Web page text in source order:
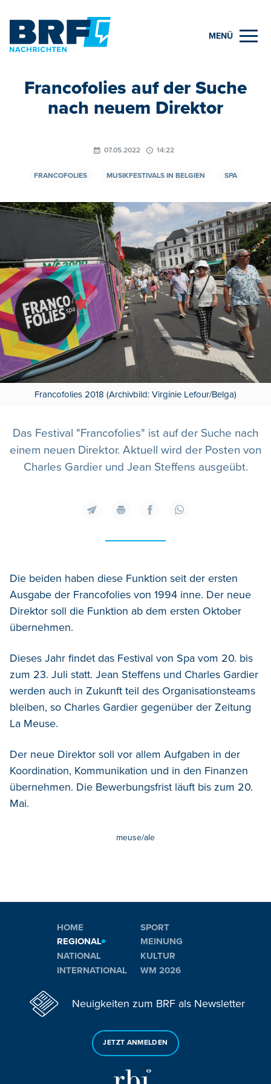
MENÜ
Francofolies auf der Suche
nach neuem Direktor
07.05.2022 14:22
FRANCOFOLIES MUSIKFESTIVALS IN BELGIEN SPA
Francofolies 2018 (Archivbild: Virginie Lefour/Belga)
Das Festival "Francofolies" ist auf der Suche nach
einem neuen Direktor. Aktuell wird der Posten von
Charles Gardier und Jean Steffens ausgeübt.
Die beiden haben diese Funktion seit der ersten
Ausgabe der Francofolies von 1994 inne. Der neue
Direktor soll die Funktion ab dem ersten Oktober
übernehmen.
Dieses Jahr findet das Festival von Spa vom 20. bis
zum 23. Juli statt. Jean Steffens und Charles Gardier
werden auch in Zukunft teil des Organisationsteams
bleiben, so Charles Gardier gegenüber der Zeitung
La Meuse.
Der neue Direktor soll vor allem Aufgaben in der
Koordination, Kommunikation und in den Finanzen
übernehmen. Die Bewerbungsfrist läuft bis zum 20.
Mai.
meuse/ale
HOME
REGIONAL
NATIONAL
INTERNATIONAL
SPORT
MEINUNG
KULTUR
WM 2026
Neuigkeiten zum BRF als Newsletter
JETZT ANMELDEN